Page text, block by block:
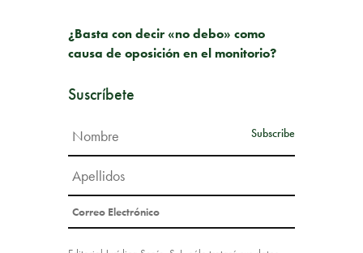
¿Basta con decir «no debo» como
causa de oposición en el monitorio?
Suscríbete